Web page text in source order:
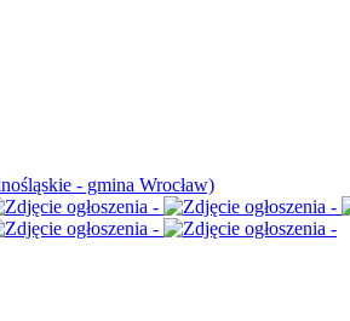
- gmina Wrocław)